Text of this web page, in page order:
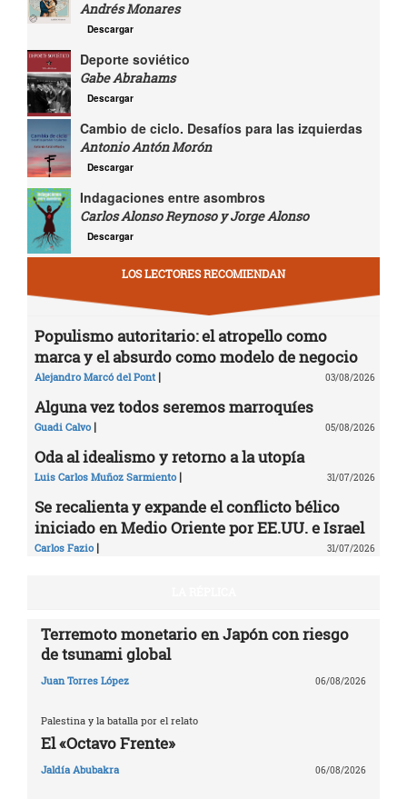
Andrés Monares
Descargar
Deporte soviético
Gabe Abrahams
Descargar
Cambio de ciclo. Desafíos para las izquierdas
Antonio Antón Morón
Descargar
Indagaciones entre asombros
Carlos Alonso Reynoso y Jorge Alonso
Descargar
LOS LECTORES RECOMIENDAN
Populismo autoritario: el atropello como
marca y el absurdo como modelo de negocio
Alejandro Marcó del Pont | 03/08/2026
Alguna vez todos seremos marroquíes
Guadi Calvo | 05/08/2026
Oda al idealismo y retorno a la utopía
Luis Carlos Muñoz Sarmiento | 31/07/2026
Se recalienta y expande el conflicto bélico
iniciado en Medio Oriente por EE.UU. e Israel
Carlos Fazio | 31/07/2026
Terremoto monetario en Japón con riesgo
de tsunami global
Juan Torres López 06/08/2026
Palestina y la batalla por el relato
El «Octavo Frente»
Jaldía Abubakra 06/08/2026